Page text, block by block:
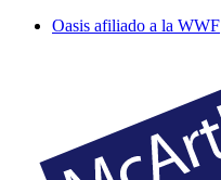
Oasis afiliado a la WWF